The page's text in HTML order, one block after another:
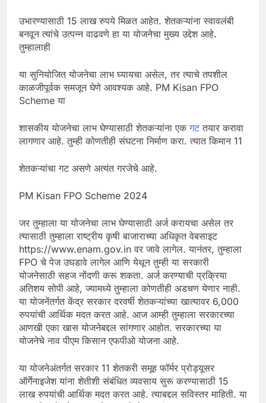
उभारण्यासाठी 15 लाख रुपये मिळत आहेत. शेतकऱ्यांना स्वावलंबी
बनवून त्यांचे उत्पन्न वाढवणे हा या योजनेचा मुख्य उद्देश आहे.
तुम्हालाही
या सुनियोजित योजनेचा लाभ घ्यायचा असेल, तर त्याचे तपशील
काळजीपूर्वक समजून घेणे आवश्यक आहे. PM Kisan FPO
Scheme या
शासकीय योजनेचा लाभ घेण्यासाठी शेतकऱ्यांना एकगटतयार करावा
लागणार आहे. तुम्ही कोणतीही संघटना निर्माण करा. त्यात किमान 11
शेतकऱ्यांचा गट असणे अत्यंत गरजेचे आहे.
PM Kisan FPO Scheme 2024
जर तुम्हाला या योजनेचा लाभ घेण्यासाठी अर्ज करायचा असेल तर
त्यासाठी तुम्हाला राष्ट्रीय कृषी बाजाराच्या अधिकृत वेबसाइट
https://www.enam.gov.in वर जावे लागेल. यानंतर, तुम्हाला
FPO चे पेज उघडावे लागेल आणि येथून तुम्ही या सरकारी
योजनेसाठी सहज नोंदणी करू शकता. अर्ज करण्याची प्रक्रिया
अतिशय सोपी आहे, ज्यामध्ये तुम्हाला कोणतीही अडचण येणार नाही.
या योजनेंतर्गत केंद्र सरकार दरवर्षी शेतकऱ्यांच्या खात्यावर 6,000
रुपयांची आर्थिक मदत करत आहे. आज आम्ही तुम्हाला सरकारच्या
आणखी एका खास योजनेबद्दल सांगणार आहोत. सरकारच्या या
योजनेचे नाव पीएम किसान एफपीओ योजना आहे.
या योजनेअंतर्गत सरकार 11 शेतकरी समूह फॉर्मर प्रोड्यूसर
ऑर्गेनाइजेश यांना शेतीशी संबंधित व्यवसाय सुरू करण्यासाठी 15
लाख रुपयांची आर्थिक मदत करत आहे. त्याबद्दल सविस्तर माहिती. या